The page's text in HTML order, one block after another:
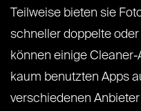
Teilweise bieten sie
schneller doppelte
können einige
kaum benutzten Apps
verschiedenen